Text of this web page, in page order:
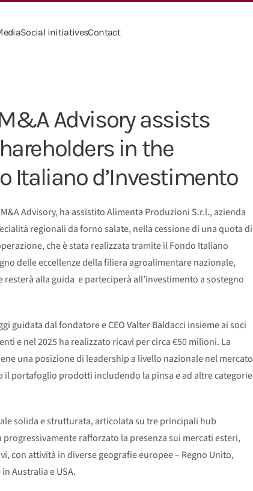
Social initiativesContact
Advisory assists
in the
Italiano d’Investimento
Advisory, ha assistito Alimenta Produzioni S.r.l., azienda
regionali da forno salate, nella cessione di una quota di
che è stata realizzata tramite il Fondo Italiano
delle eccellenze della filiera agroalimentare nazionale,
alla guida e parteciperà all’investimento a sostegno
guidata dal fondatore e CEO Valter Baldacci insieme ai soci
e nel 2025 ha realizzato ricavi per circa €50 milioni. La
una posizione di leadership a livello nazionale nel mercato
portafoglio prodotti includendo la pinsa e ad altre categorie
solida e strutturata, articolata su tre principali hub
rafforzato la presenza sui mercati esteri,
con attività in diverse geografie europee – Regno Unito,
Australia e USA.